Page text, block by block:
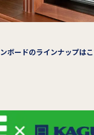
ボードのラインナップは